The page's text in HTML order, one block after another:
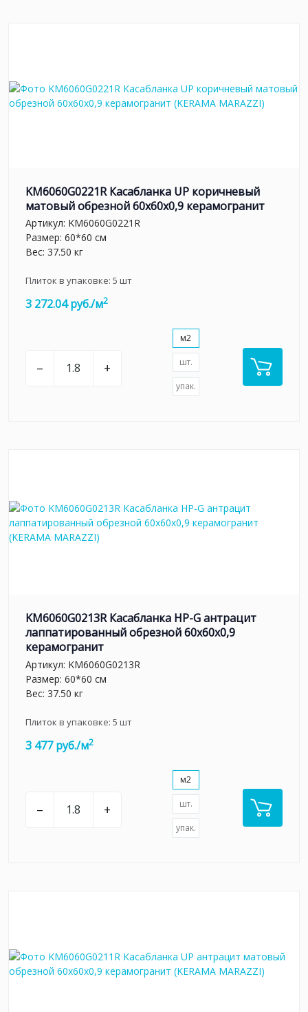
KM6060G0221R Касабланка UP коричневый
матовый обрезной 60x60x0,9 керамогранит
Артикул: KM6060G0221R
Размер: 60*60 см
Вес: 37.50 кг
Плиток в упаковке: 5 шт
3 272.04 руб./м2
– +
м2
шт.
упак.
KM6060G0213R Касабланка HP-G антрацит
лаппатированный обрезной 60x60x0,9
керамогранит
Артикул: KM6060G0213R
Размер: 60*60 см
Вес: 37.50 кг
Плиток в упаковке: 5 шт
3 477 руб./м2
– +
м2
шт.
упак.